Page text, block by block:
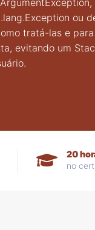
ou
tratá-las e
evitando um
20
no